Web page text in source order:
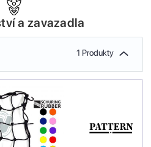
a zavazadla
1 Produkty